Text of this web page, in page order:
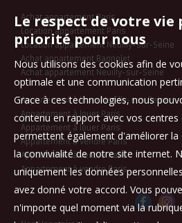
ouverte équipée ouvrant sur une pre...
Achat appartement Paris
Location appartement Paris
Location appartement Neuilly-sur-Seine
Achat appartement Bagnolet
Achat appartement Neuilly-sur-Seine
Appartement à louer Neuilly-sur-Seine
Appartement à louer Paris
Appartement à louer Paris
Appartement à vendre Paris
Appartement à vendre Paris
Appartement à vendre Paris
Le respect de votre vie
priorité pour nous
Nous utilisons des cookies afin de
optimale et une communication
Grace à ces technologies, nous
contenu en rapport avec vos centres
permettent également d'améliorer la
la convivialité de notre site internet.
uniquement les données
avez donné votre accord. Vous
n'importe quel moment via la